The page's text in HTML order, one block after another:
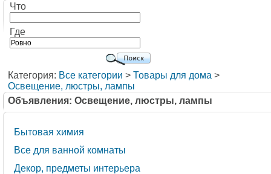
Что
Где
Категория: Все категории > Товары для дома >
Освещение, люстры, лампы
Объявления: Освещение, люстры, лампы
Бытовая химия
Все для ванной комнаты
Декор, предметы интерьера